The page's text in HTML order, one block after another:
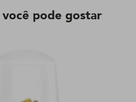
pode gostar